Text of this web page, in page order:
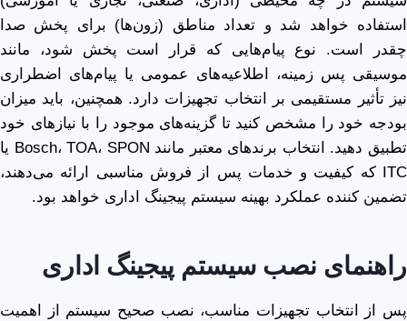
استفاده خواهد شد و تعداد مناطق (زون‌ها) برای پخش صدا
چقدر است. نوع پیام‌هایی که قرار است پخش شود، مانند
موسیقی پس ‌زمینه، اطلاعیه‌های عمومی یا پیام‌های اضطراری
نیز تأثیر مستقیمی بر انتخاب تجهیزات دارد. همچنین، باید میزان
بودجه خود را مشخص کنید تا گزینه‌های موجود را با نیازهای خود
تطبیق دهید. انتخاب برندهای معتبر مانند Bosch، TOA، SPON یا
ITC که کیفیت و خدمات پس از فروش مناسبی ارائه می‌دهند،
تضمین ‌کننده عملکرد بهینه سیستم پیجینگ اداری خواهد بود.
راهنمای نصب سیستم پیجینگ اداری
پس از انتخاب تجهیزات مناسب، نصب صحیح سیستم از اهمیت